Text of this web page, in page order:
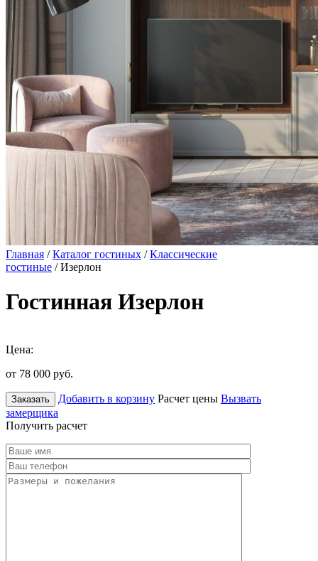
Главная /Каталог гостиных /Классические
гостиные / Изерлон
Гостинная Изерлон
Цена:
от 78 000 руб.
Заказать Добавить в корзину Расчет цены Вызвать
замерщика
Получить расчет